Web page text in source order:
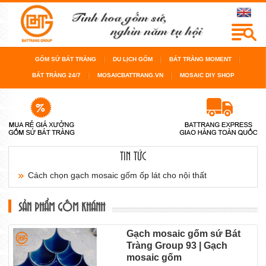
GỐM SỨ BÁT TRÀNG DU LỊCH GỐM BÁT TRÀNG MOMENT
BÁT TRÀNG 24/7 MOSAICBATTRANG.VN MOSAIC DIY SHOP
TIN TỨC
Cách chọn gạch mosaic gốm ốp lát cho nội thất
sàn...
Cách chọn gạch mosaic gốm cho bể bơi, cho
phòng...
SẢN PHẨM GỐM KHÁNH
Gạch mosaic gốm sứ Bát
Tràng Group 93 | Gạch
mosaic gốm